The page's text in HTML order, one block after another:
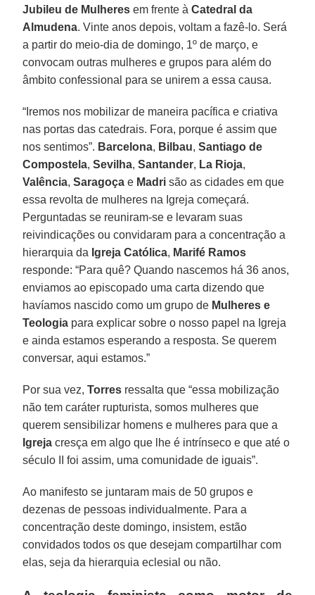
Jubileu de Mulheres em frente àCatedral da
Almudena. Vinte anos depois, voltam a fazê-lo. Será
a partir do meio-dia de domingo, 1º de março, e
convocam outras mulheres e grupos para além do
âmbito confessional para se unirem a essa causa.
“Iremos nos mobilizar de maneira pacífica e criativa
nas portas das catedrais. Fora, porque é assim que
nos sentimos”. Barcelona, Bilbau,Santiago de
Compostela,Sevilha,Santander, La Rioja,
Valência,Saragoça e Madri são as cidades em que
essa revolta de mulheres na Igreja começará.
Perguntadas se reuniram-se e levaram suas
reivindicações ou convidaram para a concentração a
hierarquia da Igreja Católica, Marifé Ramos
responde: “Para quê? Quando nascemos há 36 anos,
enviamos ao episcopado uma carta dizendo que
havíamos nascido como um grupo de Mulheres e
Teologia para explicar sobre o nosso papel na Igreja
e ainda estamos esperando a resposta. Se querem
conversar, aqui estamos.”
Por sua vez,Torres ressalta que “essa mobilização
não tem caráter rupturista, somos mulheres que
querem sensibilizar homens e mulheres para que a
Igreja cresça em algo que lhe é intrínseco e que até o
século II foi assim, uma comunidade de iguais”.
Ao manifesto se juntaram mais de 50 grupos e
dezenas de pessoas individualmente. Para a
concentração deste domingo, insistem, estão
convidados todos os que desejam compartilhar com
elas, seja da hierarquia eclesial ou não.